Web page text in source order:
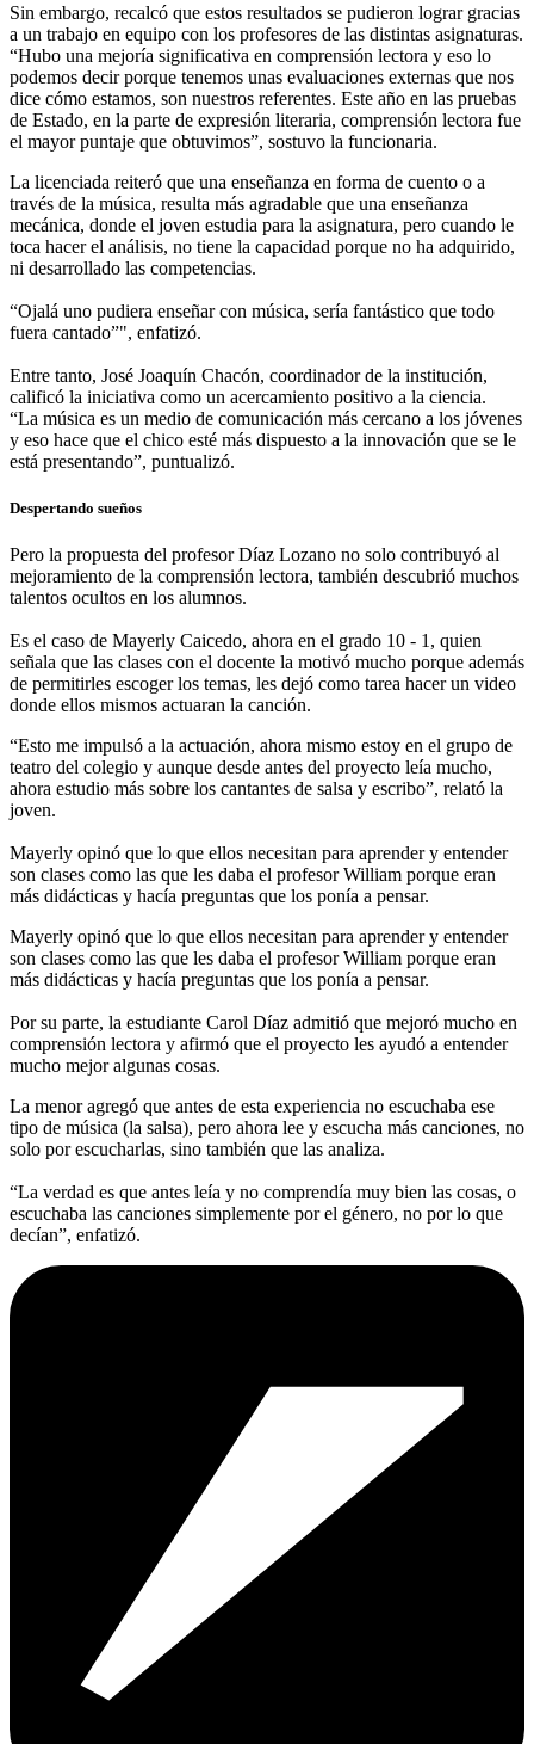
Sin embargo, recalcó que estos resultados se pudieron lograr gracias
a un trabajo en equipo con los profesores de las distintas asignaturas.
“Hubo una mejoría significativa en comprensión lectora y eso lo
podemos decir porque tenemos unas evaluaciones externas que nos
dice cómo estamos, son nuestros referentes. Este año en las pruebas
de Estado, en la parte de expresión literaria, comprensión lectora fue
el mayor puntaje que obtuvimos”, sostuvo la funcionaria.
La licenciada reiteró que una enseñanza en forma de cuento o a
través de la música, resulta más agradable que una enseñanza
mecánica, donde el joven estudia para la asignatura, pero cuando le
toca hacer el análisis, no tiene la capacidad porque no ha adquirido,
ni desarrollado las competencias.
“Ojalá uno pudiera enseñar con música, sería fantástico que todo
fuera cantado”", enfatizó.
Entre tanto, José Joaquín Chacón, coordinador de la institución,
calificó la iniciativa como un acercamiento positivo a la ciencia.
“La música es un medio de comunicación más cercano a los jóvenes
y eso hace que el chico esté más dispuesto a la innovación que se le
está presentando”, puntualizó.
Despertando sueños
Pero la propuesta del profesor Díaz Lozano no solo contribuyó al
mejoramiento de la comprensión lectora, también descubrió muchos
talentos ocultos en los alumnos.
Es el caso de Mayerly Caicedo, ahora en el grado 10 - 1, quien
señala que las clases con el docente la motivó mucho porque además
de permitirles escoger los temas, les dejó como tarea hacer un video
donde ellos mismos actuaran la canción.
“Esto me impulsó a la actuación, ahora mismo estoy en el grupo de
teatro del colegio y aunque desde antes del proyecto leía mucho,
ahora estudio más sobre los cantantes de salsa y escribo”, relató la
joven.
Mayerly opinó que lo que ellos necesitan para aprender y entender
son clases como las que les daba el profesor William porque eran
más didácticas y hacía preguntas que los ponía a pensar.
Mayerly opinó que lo que ellos necesitan para aprender y entender
son clases como las que les daba el profesor William porque eran
más didácticas y hacía preguntas que los ponía a pensar.
Por su parte, la estudiante Carol Díaz admitió que mejoró mucho en
comprensión lectora y afirmó que el proyecto les ayudó a entender
mucho mejor algunas cosas.
La menor agregó que antes de esta experiencia no escuchaba ese
tipo de música (la salsa), pero ahora lee y escucha más canciones, no
solo por escucharlas, sino también que las analiza.
“La verdad es que antes leía y no comprendía muy bien las cosas, o
escuchaba las canciones simplemente por el género, no por lo que
decían”, enfatizó.